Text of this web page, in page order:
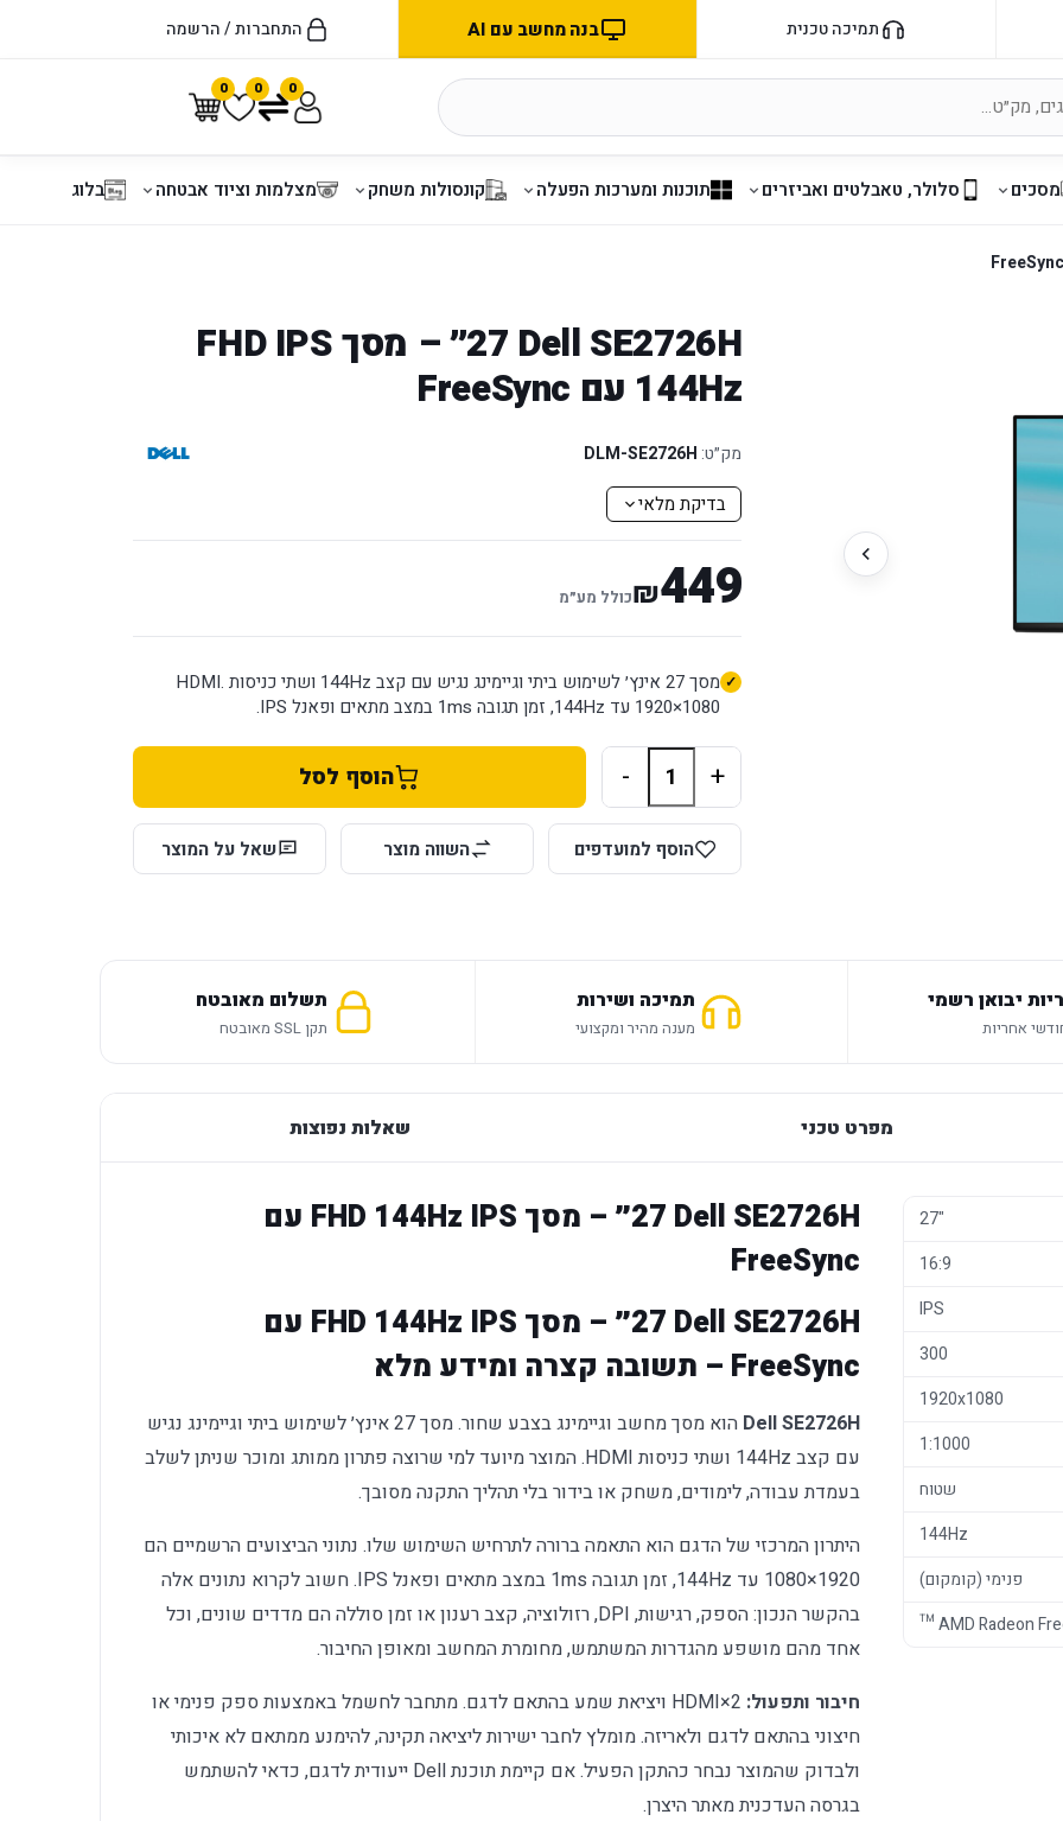
תמיכה טכנית בנה מחשב עם AI התחברות / הרשמה
0 0 0
מסכים סלולר, טאבלטים ואביזרים תוכנות ומערכות הפעלה קונסולות משחק מצלמות וציוד אבטחה בלוג
Dell SE2726H ‏27״ – מסך IPS ‏FHD
144Hz עם FreeSync
מק״ט: DLM-SE2726H
בדיקת מלאי
449
₪כולל מע״מ
מסך 27 אינץ׳ לשימוש ביתי וגיימינג נגיש עם קצב 144Hz ושתי כניסות HDMI.
1920×1080 עד 144Hz, זמן תגובה 1ms במצב מתאים ופאנל IPS.
+
- הוסף לסל
הוסף למועדפים השווה מוצר שאל על המוצר
יבואן רשמי תמיכה ושירות
מענה מהיר ומקצועי
תשלום מאובטח
תקן SSL מאובטח
מפרט טכני שאלות נפוצות
27"
16:9
IPS
300
1920x1080
1:1000
שטוח
144Hz
פנימי (קומקום)
™ AMD Radeon
Dell SE2726H ‏27״ – מסך IPS ‏FHD 144Hz עם
FreeSync
Dell SE2726H ‏27״ – מסך IPS ‏FHD 144Hz עם
FreeSync – תשובה קצרה ומידע מלא
Dell SE2726H
הוא מסך מחשב וגיימינג בצבע שחור. מסך 27 אינץ׳ לשימוש ביתי וגיימינג נגיש
עם קצב 144Hz ושתי כניסות HDMI. המוצר מיועד למי שרוצה פתרון ממותג ומוכר שניתן לשלב
בעמדת עבודה, לימודים, משחק או בידור בלי תהליך התקנה מסובך.
היתרון המרכזי של הדגם הוא התאמה ברורה לתרחיש השימוש שלו. נתוני הביצועים הרשמיים הם
1920×1080 עד 144Hz, זמן תגובה 1ms במצב מתאים ופאנל IPS. חשוב לקרוא נתונים אלה
בהקשר הנכון: הספק, רגישות, DPI, רזולוציה, קצב רענון או זמן סוללה הם מדדים שונים, וכל
אחד מהם מושפע מהגדרות המשתמש, מחומרת המחשב ומאופן החיבור.
חיבור ותפעול:
2×HDMI ויציאת שמע בהתאם לדגם. מתחבר לחשמל באמצעות ספק פנימי או
חיצוני בהתאם לדגם ולאריזה. מומלץ לחבר ישירות ליציאה תקינה, להימנע ממתאם לא איכותי
ולבדוק שהמוצר נבחר כהתקן הפעיל. אם קיימת תוכנת Dell ייעודית לדגם, כדאי להשתמש
בגרסה העדכנית מאתר היצרן.